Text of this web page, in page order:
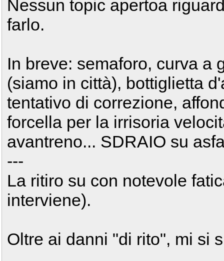
Nessun topic apertoa
farlo.
In breve: semaforo, curva a
(siamo in città), bottiglietta
tentativo di correzione,
forcella per la irrisoria
avantreno... SDRAIO su
---
La ritiro su con notevole
interviene).
Oltre ai danni "di rito", mi si